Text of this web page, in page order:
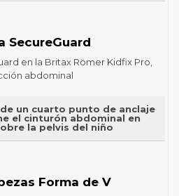
SecureGuard
un cuarto punto de anclaje
el cinturón abdominal en
la pelvis del niño
Forma de V